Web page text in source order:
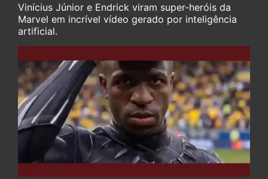
Vinícius Júnior e Endrick viram super-heróis da
Marvel em incrível vídeo gerado por inteligência
artificial.